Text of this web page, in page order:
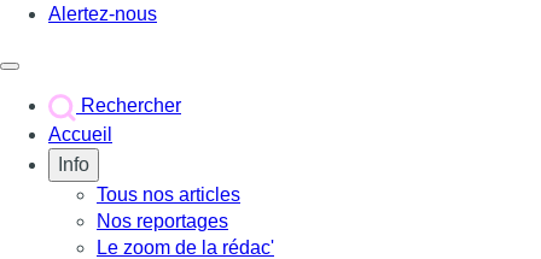
Alertez-nous
Rechercher
Accueil
Info
Tous nos articles
Nos reportages
Le zoom de la rédac'